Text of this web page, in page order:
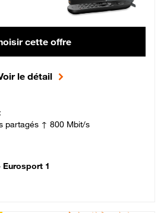
cette offre
le détail
partagés ↑ 800 Mbit/s
Eurosport 1